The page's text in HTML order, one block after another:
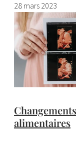
28 mars 2023
alimentaires